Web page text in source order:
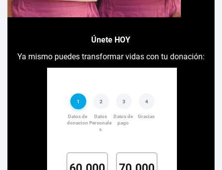
Únete HOY
Ya mismo puedes transformar vidas con tu donación: